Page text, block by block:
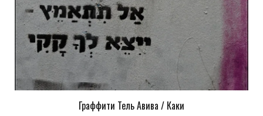
Граффити Тель Авива / Каки